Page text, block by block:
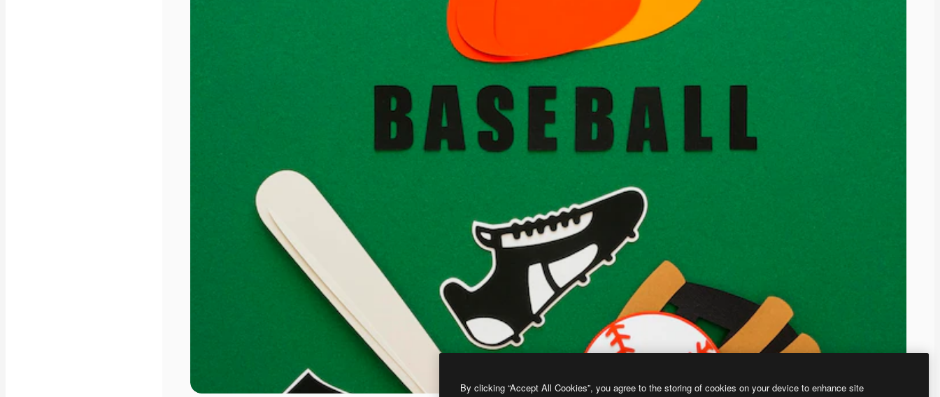
By clicking “Accept All Cookies”, you agree to the storing of cookies on your device to enhance site